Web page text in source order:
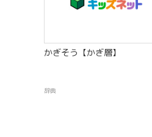
かぎそう【かぎ層】
辞典